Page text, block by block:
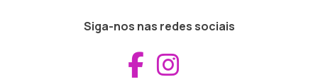
Siga-nos nas redes sociais
Aceder ao